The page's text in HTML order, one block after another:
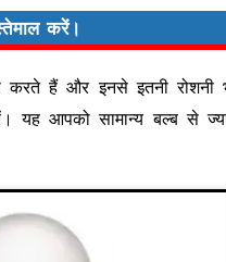
करें।
हैं और इनसे इतनी रोशनी
आपको सामान्य बल्ब से